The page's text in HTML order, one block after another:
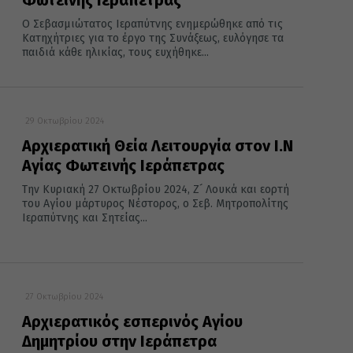
Ο Σεβασμιώτατος Ιεραπύτνης ενημερώθηκε από τις
Κατηχήτριες για το έργο της Συνάξεως, ευλόγησε τα
παιδιά κάθε ηλικίας, τους ευχήθηκε...
29 Οκτωβρίου 2024
Αρχιερατική Θεία Λειτουργία στον I.N
Αγίας Φωτεινής Ιεράπετρας
Την Κυριακή 27 Οκτωβρίου 2024, Ζ´ Λουκά και εορτή
του Αγίου μάρτυρος Νέστορος, ο Σεβ. Μητροπολίτης
Ιεραπύτνης και Σητείας...
27 Οκτωβρίου 2024
Αρχιερατικός εσπερινός Αγίου
Δημητρίου στην Ιεράπετρα